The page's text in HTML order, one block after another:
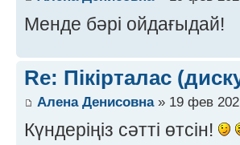
Менде бәрі ойдағыдай!
Re: Пікірталас
Алена Денисовна» 19 фев
Күндеріңіз сәтті өтсін!